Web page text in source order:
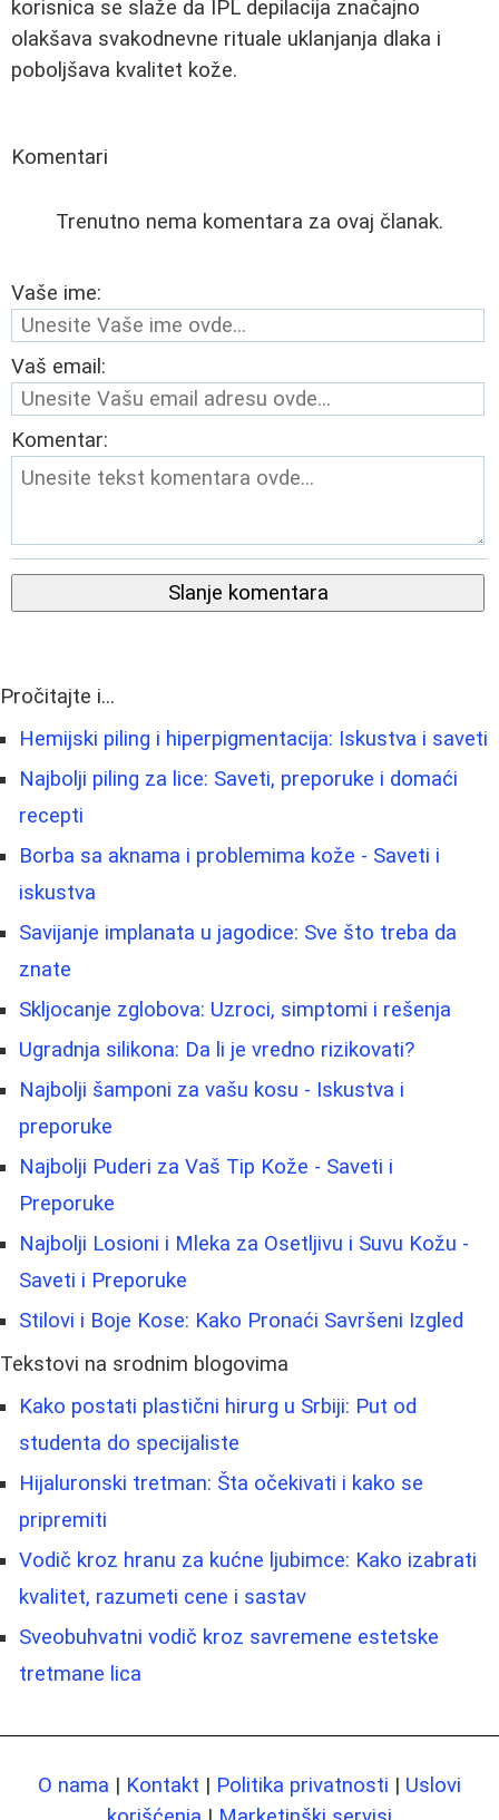
korisnica se slaže da IPL depilacija značajno
olakšava svakodnevne rituale uklanjanja dlaka i
poboljšava kvalitet kože.
Komentari
Trenutno nema komentara za ovaj članak.
Vaše ime:
Vaš email:
Komentar:
Slanje komentara
Pročitajte i...
Hemijski piling i hiperpigmentacija: Iskustva i saveti
Najbolji piling za lice: Saveti, preporuke i domaći
recepti
Borbа sa aknama i problemima kože - Saveti i
iskustva
Savijanje implanata u jagodice: Sve što treba da
znate
Skljocanje zglobova: Uzroci, simptomi i rešenja
Ugradnja silikona: Da li je vredno rizikovati?
Najbolji šamponi za vašu kosu - Iskustva i
preporuke
Najbolji Puderi za Vaš Tip Kože - Saveti i
Preporuke
Najbolji Losioni i Mleka za Osetljivu i Suvu Kožu -
Saveti i Preporuke
Stilovi i Boje Kose: Kako Pronaći Savršeni Izgled
Tekstovi na srodnim blogovima
Kako postati plastični hirurg u Srbiji: Put od
studenta do specijaliste
Hijaluronski tretman: Šta očekivati i kako se
pripremiti
Vodič kroz hranu za kućne ljubimce: Kako izabrati
kvalitet, razumeti cene i sastav
Sveobuhvatni vodič kroz savremene estetske
tretmane lica
O nama | Kontakt | Politika privatnosti | Uslovi